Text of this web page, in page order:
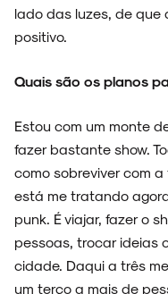
lado das luzes, de
positivo.
Quais são os planos
Estou com um monte
fazer bastante show.
como sobreviver com
está me tratando
punk. É viajar, fazer o
pessoas, trocar ideias
cidade. Daqui a três
um terço a mais de